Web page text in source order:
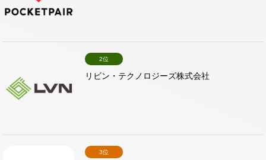
2位
リビン・テクノロジーズ株式会社
3位